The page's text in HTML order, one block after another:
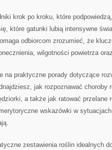
krok po kroku, które
które gatunki lubią intensywne
odbiorcom zrozumieć, że
wilgotności powietrza
na praktyczne porady dotyczące
jak rozpoznawać choroby
a także jak ratować przelane
wskazówki w
zestawienia roślin idealnych